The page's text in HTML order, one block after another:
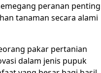
peranan penting
tanaman secara alami
pakar pertanian
dalam jenis pupuk